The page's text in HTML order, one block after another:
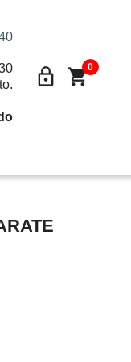
lock_outline shopping_cart0